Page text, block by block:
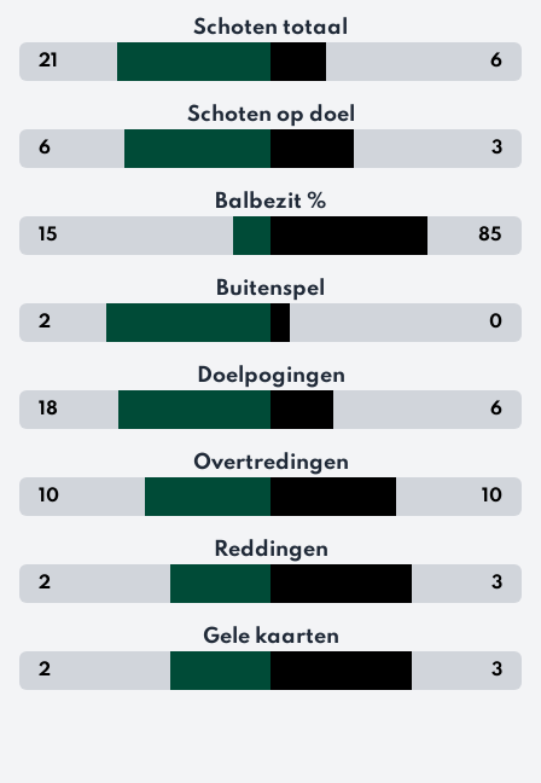
Schoten totaal
21 6
Schoten op doel
6 3
Balbezit %
15 85
Buitenspel
2 0
Doelpogingen
18 6
Overtredingen
10 10
Reddingen
2 3
Gele kaarten
2 3